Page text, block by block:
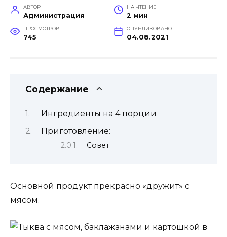
АВТОР
Администрация
НА ЧТЕНИЕ
2 мин
ПРОСМОТРОВ
745
ОПУБЛИКОВАНО
04.08.2021
Содержание
Ингредиенты на 4 порции
Приготовление:
Совет
Основной продукт прекрасно «дружит» с
мясом.